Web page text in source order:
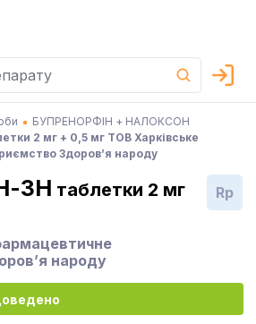
БУПРЕНОРФІН + НАЛОКСОН
2 мг + 0,5 мг ТОВ Харківське
Здоров’я народу
ЗН таблетки 2 мг
народу
Rp